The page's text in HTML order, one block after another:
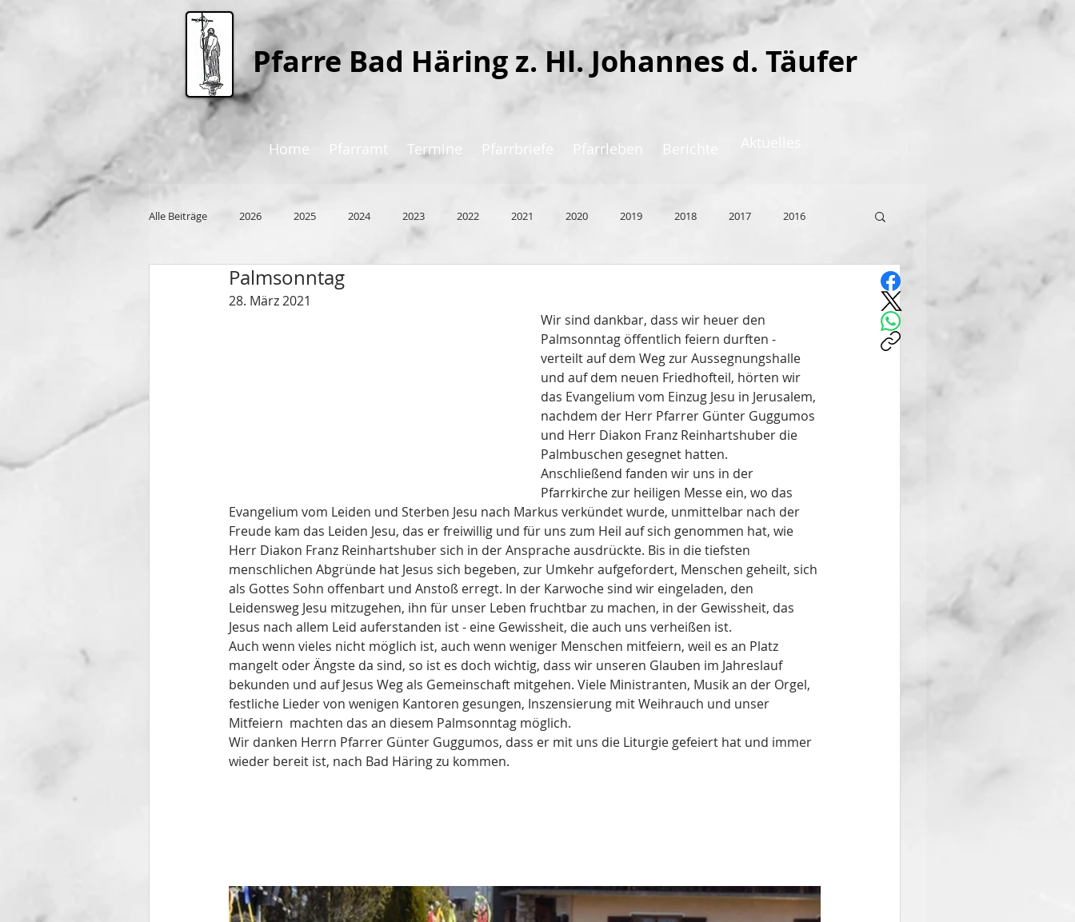
Pfarre Bad Häring z. Hl. Johannes d. Täufer
Home Pfarramt Termine Pfarrbriefe Pfarrleben
Alle Beiträge 2026 2025 2024 2023 2022 2021 2020 2019 2018 2017 2016
Palmsonntag
28. März 2021
Wir sind dankbar, dass wir heuer den
Palmsonntag öffentlich feiern durften -
verteilt auf dem Weg zur Aussegnungshalle
und auf dem neuen Friedhofteil, hörten wir
das Evangelium vom Einzug Jesu in Jerusalem,
nachdem der Herr Pfarrer Günter Guggumos
und Herr Diakon Franz Reinhartshuber die
Palmbuschen gesegnet hatten.
Anschließend fanden wir uns in der
Pfarrkirche zur heiligen Messe ein, wo das
Evangelium vom Leiden und Sterben Jesu nach Markus verkündet wurde, unmittelbar nach der
Freude kam das Leiden Jesu, das er freiwillig und für uns zum Heil auf sich genommen hat, wie
Herr Diakon Franz Reinhartshuber sich in der Ansprache ausdrückte. Bis in die tiefsten
menschlichen Abgründe hat Jesus sich begeben, zur Umkehr aufgefordert, Menschen geheilt, sich
als Gottes Sohn offenbart und Anstoß erregt. In der Karwoche sind wir eingeladen, den
Leidensweg Jesu mitzugehen, ihn für unser Leben fruchtbar zu machen, in der Gewissheit, das
Jesus nach allem Leid auferstanden ist - eine Gewissheit, die auch uns verheißen ist.
Auch wenn vieles nicht möglich ist, auch wenn weniger Menschen mitfeiern, weil es an Platz
mangelt oder Ängste da sind, so ist es doch wichtig, dass wir unseren Glauben im Jahreslauf
bekunden und auf Jesus Weg als Gemeinschaft mitgehen. Viele Ministranten, Musik an der Orgel,
festliche Lieder von wenigen Kantoren gesungen, Inszensierung mit Weihrauch und unser
Mitfeiern  machten das an diesem Palmsonntag möglich.
Wir danken Herrn Pfarrer Günter Guggumos, dass er mit uns die Liturgie gefeiert hat und immer
wieder bereit ist, nach Bad Häring zu kommen.